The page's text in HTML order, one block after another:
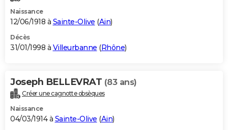
Naissance
12/06/1918 à Sainte-Olive (Ain)
Décès
31/01/1998 à Villeurbanne (Rhône)
Joseph BELLEVRAT (83 ans)
Créer une cagnotte obsèques
Naissance
04/03/1914 à Sainte-Olive (Ain)